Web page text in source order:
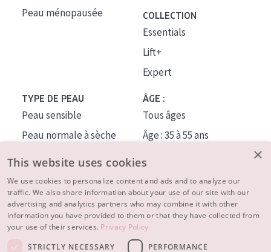
Peau ménopausée
COLLECTION
Essentials
Lift+
Expert
TYPE DE PEAU
Peau sensible
Peau normale à sèche
Peau mixte ou grasse
Peau mature
Peau ménopausée
ÂGE :
Tous âges
Âge : 35 à 55 ans
À PROPOS
CONSEILS BEAUTÉ
×
This website uses cookies
We use cookies to personalize content and ads and to analyze our
traffic. We also share information about your use of our site with our
advertising and analytics partners who may combine it with other
information you have provided to them or that they have collected from
your use of their services. Privacy Policy
STRICTLY NECESSARY
PERFORMANCE